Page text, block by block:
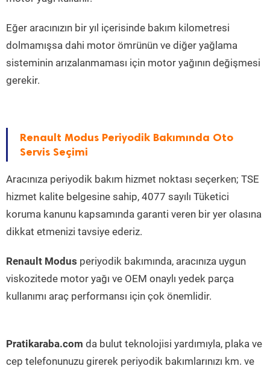
Eğer aracınızın bir yıl içerisinde bakım kilometresi
dolmamışsa dahi motor ömrünün ve diğer yağlama
sisteminin arızalanmaması için motor yağının değişmesi
gerekir.
Renault Modus Periyodik Bakımında Oto
Servis Seçimi
Aracınıza periyodik bakım hizmet noktası seçerken; TSE
hizmet kalite belgesine sahip, 4077 sayılı Tüketici
koruma kanunu kapsamında garanti veren bir yer olasına
dikkat etmenizi tavsiye ederiz.
Renault Modus periyodik bakımında, aracınıza uygun
viskozitede motor yağı ve OEM onaylı yedek parça
kullanımı araç performansı için çok önemlidir.
Pratikaraba.com da bulut teknolojisi yardımıyla, plaka ve
cep telefonunuzu girerek periyodik bakımlarınızı km. ve